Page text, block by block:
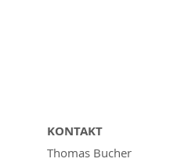
KONTAKT
Thomas Bucher